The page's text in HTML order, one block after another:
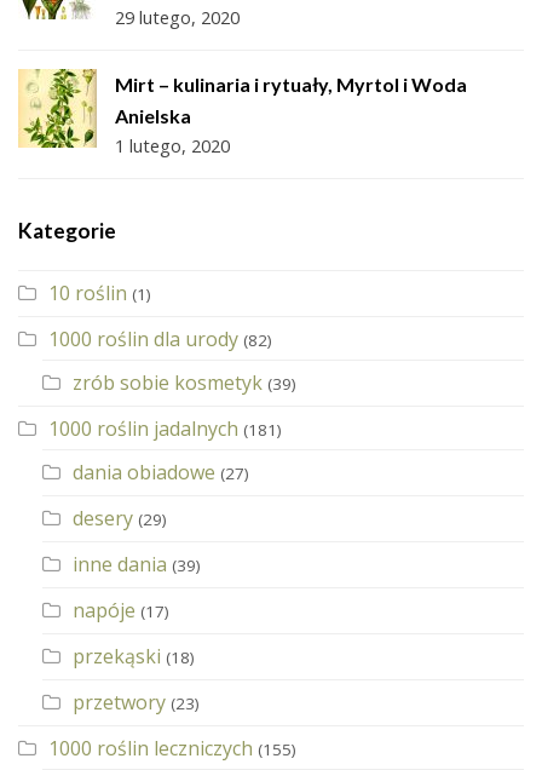
29 lutego, 2020
Mirt – kulinaria i rytuały, Myrtol i Woda
Anielska
1 lutego, 2020
Kategorie
10 roślin (1)
1000 roślin dla urody (82)
zrób sobie kosmetyk (39)
1000 roślin jadalnych (181)
dania obiadowe (27)
desery (29)
inne dania (39)
napóje (17)
przekąski (18)
przetwory (23)
1000 roślin leczniczych (155)